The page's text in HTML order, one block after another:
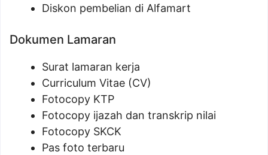
Diskon pembelian di Alfamart
Dokumen Lamaran
Surat lamaran kerja
Curriculum Vitae (CV)
Fotocopy KTP
Fotocopy ijazah dan transkrip nilai
Fotocopy SKCK
Pas foto terbaru